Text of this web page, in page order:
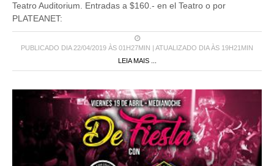
Teatro Auditorium. Entradas a $160.- en el Teatro o por
PLATEANET:
PUBLICADO DIA 22/04/2019 ÀS 01H27MIN | ATUALIZADO DIA ÀS 19H21MIN
LEIA MAIS ...